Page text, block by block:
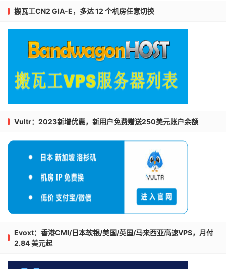
搬瓦工CN2 GIA-E，多达 12 个机房任意切换
Vultr：2023新增优惠，新用户免费赠送250美元账户余额
Evoxt：香港CMI/日本软银/美国/英国/马来西亚高速VPS，月付
2.84 美元起